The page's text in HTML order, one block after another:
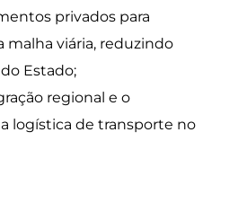
privados para
malha viária, reduzindo
Estado;
regional e o
logística de transporte no